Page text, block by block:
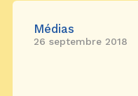
Médias
26 septembre 2018